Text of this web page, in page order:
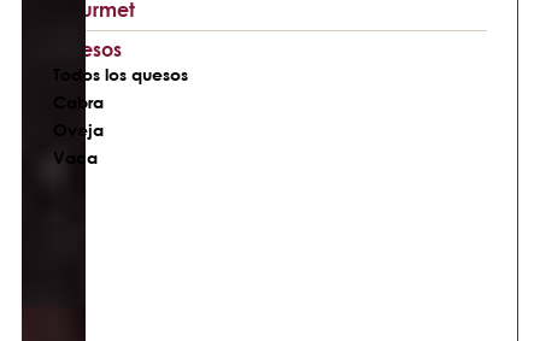
Gourmet
Quesos
Todos los quesos
Cabra
Oveja
Vaca